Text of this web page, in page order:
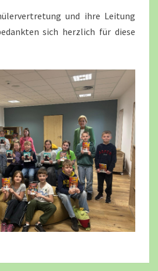
und ihre Leitung
sich herzlich für diese